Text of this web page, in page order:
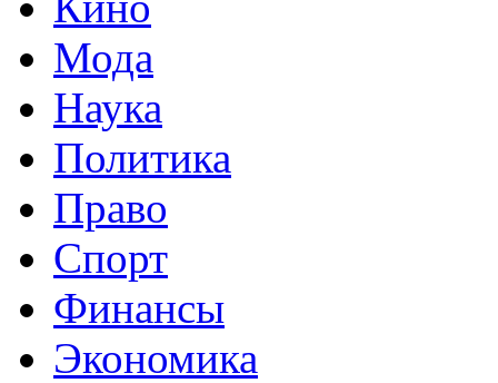
Мода
Наука
Политика
Право
Спорт
Финансы
Экономика